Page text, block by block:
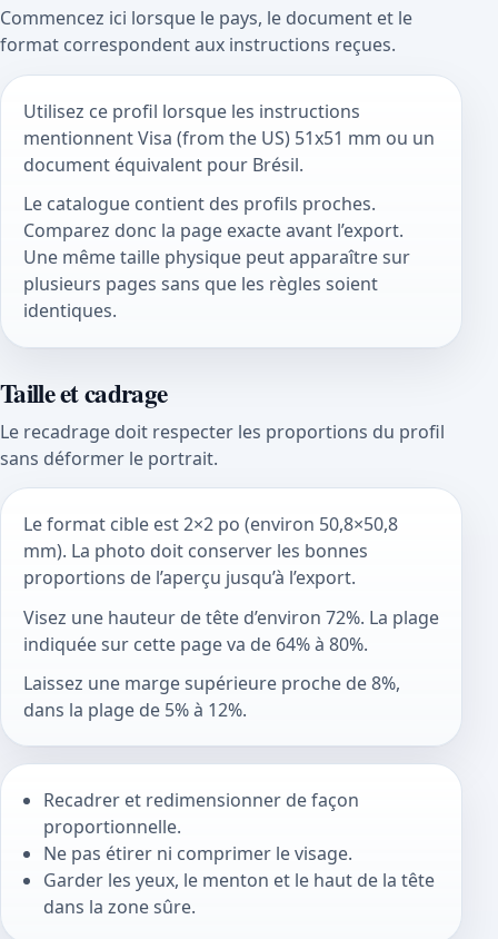
Commencez ici lorsque le pays, le document et le
format correspondent aux instructions reçues.
Utilisez ce profil lorsque les instructions
mentionnent Visa (from the US) 51x51 mm ou un
document équivalent pour Brésil.
Le catalogue contient des profils proches.
Comparez donc la page exacte avant l’export.
Une même taille physique peut apparaître sur
plusieurs pages sans que les règles soient
identiques.
Taille et cadrage
Le recadrage doit respecter les proportions du profil
sans déformer le portrait.
Le format cible est 2×2 po (environ 50,8×50,8
mm). La photo doit conserver les bonnes
proportions de l’aperçu jusqu’à l’export.
Visez une hauteur de tête d’environ 72%. La plage
indiquée sur cette page va de 64% à 80%.
Laissez une marge supérieure proche de 8%,
dans la plage de 5% à 12%.
Recadrer et redimensionner de façon
proportionnelle.
Ne pas étirer ni comprimer le visage.
Garder les yeux, le menton et le haut de la tête
dans la zone sûre.